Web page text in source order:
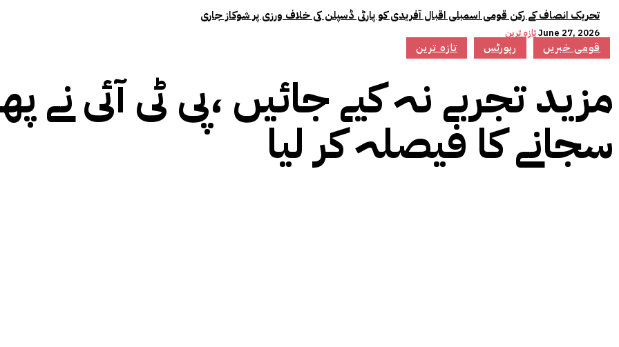
تحریک انصاف کے رکن قومی اسمبلی اقبال آفریدی کو پارٹی ڈسپلن کی خلاف ورزی پر شوکاز جاری
تازہ ترینJune 27, 2026
تازہ ترین رپورٹس قومی خبریں
مزید تجربے نہ کیے جائیں ،پی ٹی آئی
سجانے کا فیصلہ کر لیا